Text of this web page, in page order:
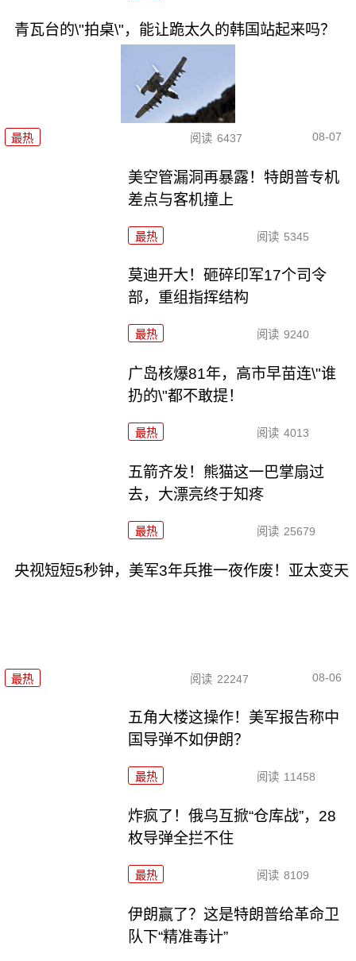
青瓦台的\"拍桌\"，能让跪太久的韩国站起来吗？
最热 阅读 6437 08-07
美空管漏洞再暴露！特朗普专机
差点与客机撞上
最热 阅读 5345
莫迪开大！砸碎印军17个司令
部，重组指挥结构
最热 阅读 9240
广岛核爆81年，高市早苗连\"谁
扔的\"都不敢提！
最热 阅读 4013
五箭齐发！熊猫这一巴掌扇过
去，大漂亮终于知疼
最热 阅读 25679
央视短短5秒钟，美军3年兵推一夜作废！亚太变天
最热 阅读 22247 08-06
五角大楼这操作！美军报告称中
国导弹不如伊朗？
最热 阅读 11458
炸疯了！俄乌互掀“仓库战”，28
枚导弹全拦不住
最热 阅读 8109
伊朗赢了？这是特朗普给革命卫
队下“精准毒计”